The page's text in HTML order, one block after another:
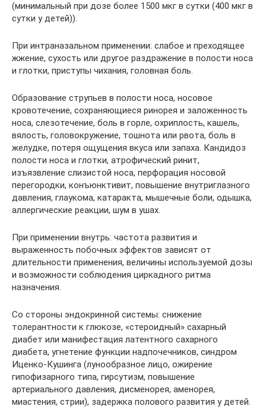
(минимальный при дозе более 1500 мкг в сутки (400 мкг в
сутки у детей)).
При интраназальном применении: слабое и преходящее
жжение, сухость или другое раздражение в полости носа
и глотки, приступы чихания, головная боль.
Образование струпьев в полости носа, носовое
кровотечение, сохраняющиеся ринорея и заложенность
носа, слезотечение, боль в горле, охриплость, кашель,
вялость, головокружение, тошнота или рвота, боль в
желудке, потеря ощущения вкуса или запаха. Кандидоз
полости носа и глотки, атрофический ринит,
изъязвление слизистой носа, перфорация носовой
перегородки, конъюнктивит, повышение внутриглазного
давления, глаукома, катаракта, мышечные боли, одышка,
аллергические реакции, шум в ушах.
При применении внутрь: частота развития и
выраженность побочных эффектов зависят от
длительности применения, величины используемой дозы
и возможности соблюдения циркадного ритма
назначения.
Со стороны эндокринной системы: снижение
толерантности к глюкозе, «стероидный» сахарный
диабет или манифестация латентного сахарного
диабета, угнетение функции надпочечников, синдром
Иценко-Кушинга (лунообразное лицо, ожирение
гипофизарного типа, гирсутизм, повышение
артериального давления, дисменорея, аменорея,
миастения, стрии), задержка полового развития у детей.